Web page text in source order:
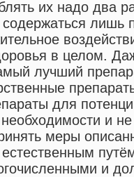
их надо два
лишь
в целом.
лучший
для
и
меры
и